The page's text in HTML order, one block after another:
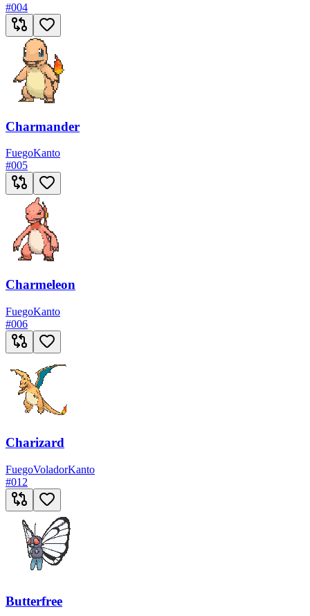
#004
Charmander
FuegoKanto
#005
Charmeleon
FuegoKanto
#006
Charizard
FuegoVoladorKanto
#012
Butterfree